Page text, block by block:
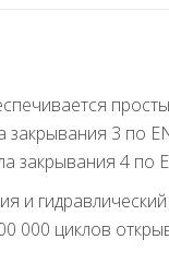
закрывания 3 по
закрывания 4
и
000 циклов